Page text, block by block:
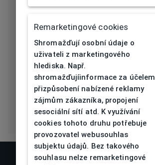
Barva čočky
slunečního
filtru
3
Eco Friendly Ne
Remarketingové cookies
Shromažďují osobní údaje o
uživateli z marketingového
hlediska. Např.
shromažďujíinformace za účelem
přizpůsobení nabízené reklamy
zájmům zákazníka, propojení
sesociální sítí atd. K využívání
cookies tohoto druhu potřebuje
provozovatel webusouhlas
subjektu údajů. Bez takového
souhlasu nelze remarketingové